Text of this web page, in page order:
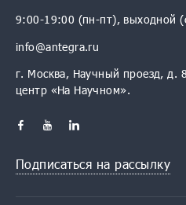
9:00-19:00 (пн-пт), выходной
info@antegra.ru
г. Москва, Научный проезд, д.
центр «На Научном».
Подписаться на рассылку